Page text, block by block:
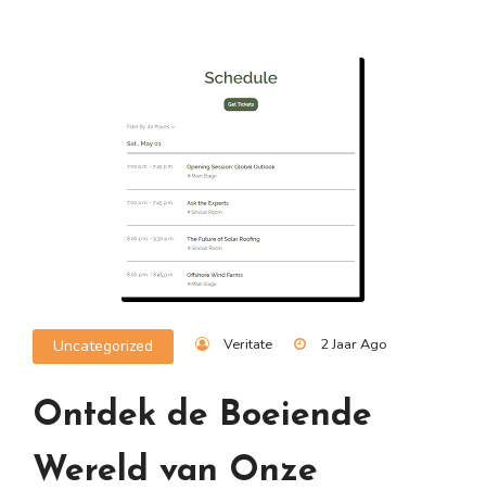
Uncategorized Veritate 2 Jaar Ago
Ontdek de Boeiende
Wereld van Onze